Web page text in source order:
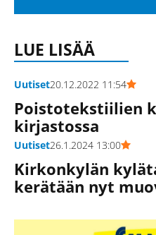
LUE LISÄÄ
Uutiset20.12.2022 11:54
Poistotekstiilien
kirjastossa
Uutiset26.1.2024 13:00
Kirkonkylän
kerätään nyt